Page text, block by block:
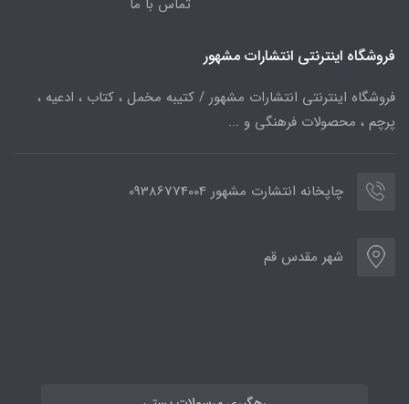
تماس با ما
فروشگاه اینترنتی انتشارات مشهور
فروشگاه اینترنتی انتشارات مشهور / کتیبه مخمل ، کتاب ، ادعیه ،
پرچم ، محصولات فرهنگی و ...
چاپخانه انتشارت مشهور 09386774004
شهر مقدس قم